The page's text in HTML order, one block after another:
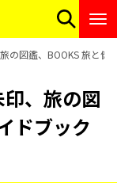
の図鑑、BOOKS 旅と健
、旅の図
ドブック